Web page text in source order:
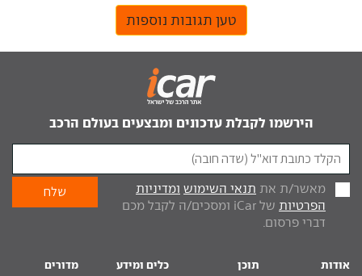
טען תגובות נוספות
הירשמו לקבלת עדכונים ומבצעים בעולם הרכב
מאשר/ת את תנאי השימוש ומדיניות
הפרטיות
של iCar ומסכים/ה לקבל מכם
דברי פרסום.
אודות תוכן כלים ומידע מדורים